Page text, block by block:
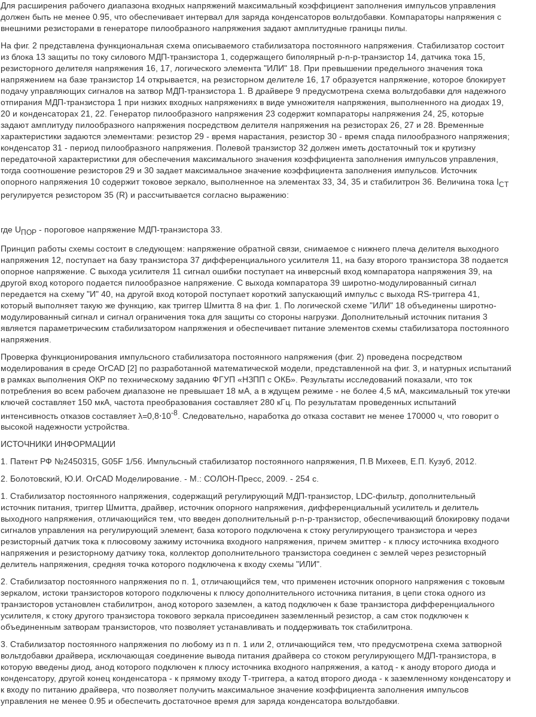
Для расширения рабочего диапазона входных напряжений максимальный коэффициент заполнения импульсов управления
должен быть не менее 0.95, что обеспечивает интервал для заряда конденсаторов вольтдобавки. Компараторы напряжения с
внешними резисторами в генераторе пилообразного напряжения задают амплитудные границы пилы.
На фиг. 2 представлена функциональная схема описываемого стабилизатора постоянного напряжения. Стабилизатор состоит
из блока 13 защиты по току силового МДП-транзистора 1, содержащего биполярный р-n-р-транзистор 14, датчика тока 15,
резисторного делителя напряжения 16, 17, логического элемента "ИЛИ" 18. При превышении предельного значения тока
напряжением на базе транзистор 14 открывается, на резисторном делителе 16, 17 образуется напряжение, которое блокирует
подачу управляющих сигналов на затвор МДП-транзистора 1. В драйвере 9 предусмотрена схема вольтдобавки для надежного
отпирания МДП-транзистора 1 при низких входных напряжениях в виде умножителя напряжения, выполненного на диодах 19,
20 и конденсаторах 21, 22. Генератор пилообразного напряжения 23 содержит компараторы напряжения 24, 25, которые
задают амплитуду пилообразного напряжения посредством делителя напряжения на резисторах 26, 27 и 28. Временные
характеристики задаются элементами: резистор 29 - время нарастания, резистор 30 - время спада пилообразного напряжения;
конденсатор 31 - период пилообразного напряжения. Полевой транзистор 32 должен иметь достаточный ток и крутизну
передаточной характеристики для обеспечения максимального значения коэффициента заполнения импульсов управления,
тогда соотношение резисторов 29 и 30 задает максимальное значение коэффициента заполнения импульсов. Источник
опорного напряжения 10 содержит токовое зеркало, выполненное на элементах 33, 34, 35 и стабилитрон 36. Величина тока ICT
регулируется резистором 35 (R) и рассчитывается согласно выражению:
где UПОР - пороговое напряжение МДП-транзистора 33.
Принцип работы схемы состоит в следующем: напряжение обратной связи, снимаемое с нижнего плеча делителя выходного
напряжения 12, поступает на базу транзистора 37 дифференциального усилителя 11, на базу второго транзистора 38 подается
опорное напряжение. С выхода усилителя 11 сигнал ошибки поступает на инверсный вход компаратора напряжения 39, на
другой вход которого подается пилообразное напряжение. С выхода компаратора 39 широтно-модулированный сигнал
передается на схему "И" 40, на другой вход которой поступает короткий запускающий импульс с выхода RS-триггера 41,
который выполняет такую же функцию, как триггер Шмитта 8 на фиг. 1. По логической схеме "ИЛИ" 18 объединены широтно-
модулированный сигнал и сигнал ограничения тока для защиты со стороны нагрузки. Дополнительный источник питания 3
является параметрическим стабилизатором напряжения и обеспечивает питание элементов схемы стабилизатора постоянного
напряжения.
Проверка функционирования импульсного стабилизатора постоянного напряжения (фиг. 2) проведена посредством
моделирования в среде OrCAD [2] по разработанной математической модели, представленной на фиг. 3, и натурных испытаний
в рамках выполнения ОКР по техническому заданию ФГУП «НЗПП с ОКБ». Результаты исследований показали, что ток
потребления во всем рабочем диапазоне не превышает 18 мА, а в ждущем режиме - не более 4,5 мА, максимальный ток утечки
ключей составляет 150 мкА, частота преобразования составляет 280 кГц. По результатам проведенных испытаний
интенсивность отказов составляет λ=0,8⋅10-8
. Следовательно, наработка до отказа составит не менее 170000 ч, что говорит о
высокой надежности устройства.
ИСТОЧНИКИ ИНФОРМАЦИИ
1. Патент РФ №2450315, G05F 1/56. Импульсный стабилизатор постоянного напряжения, П.В Михеев, Е.П. Кузуб, 2012.
2. Болотовский, Ю.И. OrCAD Моделирование. - М.: СОЛОН-Пресс, 2009. - 254 с.
1. Стабилизатор постоянного напряжения, содержащий регулирующий МДП-транзистор, LDC-фильтр, дополнительный
источник питания, триггер Шмитта, драйвер, источник опорного напряжения, дифференциальный усилитель и делитель
выходного напряжения, отличающийся тем, что введен дополнительный p-n-р-транзистор, обеспечивающий блокировку подачи
сигналов управления на регулирующий элемент, база которого подключена к стоку регулирующего транзистора и через
резисторный датчик тока к плюсовому зажиму источника входного напряжения, причем эмиттер - к плюсу источника входного
напряжения и резисторному датчику тока, коллектор дополнительного транзистора соединен с землей через резисторный
делитель напряжения, средняя точка которого подключена к входу схемы "ИЛИ".
2. Стабилизатор постоянного напряжения по п. 1, отличающийся тем, что применен источник опорного напряжения с токовым
зеркалом, истоки транзисторов которого подключены к плюсу дополнительного источника питания, в цепи стока одного из
транзисторов установлен стабилитрон, анод которого заземлен, а катод подключен к базе транзистора дифференциального
усилителя, к стоку другого транзистора токового зеркала присоединен заземленный резистор, а сам сток подключен к
объединенным затворам транзисторов, что позволяет устанавливать и поддерживать ток стабилитрона.
3. Стабилизатор постоянного напряжения по любому из п п. 1 или 2, отличающийся тем, что предусмотрена схема затворной
вольтдобавки драйвера, исключающая соединение вывода питания драйвера со стоком регулирующего МДП-транзистора, в
которую введены диод, анод которого подключен к плюсу источника входного напряжения, а катод - к аноду второго диода и
конденсатору, другой конец конденсатора - к прямому входу Т-триггера, а катод второго диода - к заземленному конденсатору и
к входу по питанию драйвера, что позволяет получить максимальное значение коэффициента заполнения импульсов
управления не менее 0.95 и обеспечить достаточное время для заряда конденсатора вольтдобавки.